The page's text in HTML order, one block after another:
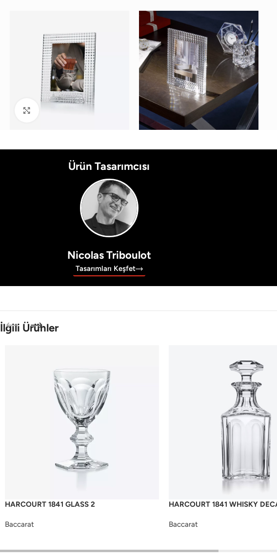
Büyütmek için tıklayın
Ürün Tasarımcısı
Nicolas Triboulot
Tasarımları Keşfet
İlgili Ürünler
HARCOURT 1841 GLASS 2
Baccarat
HARCOURT 1841 WHISKY
Baccarat